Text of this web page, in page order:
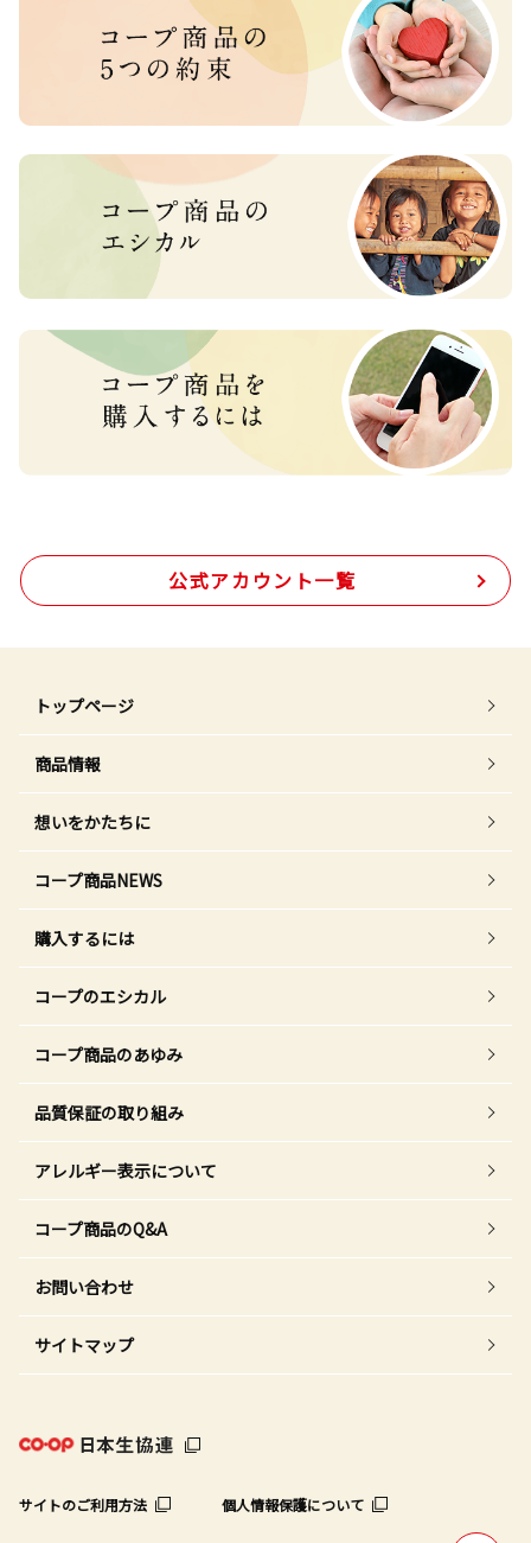
公式アカウント一覧
トップページ
商品情報
想いをかたちに
コープ商品NEWS
購入するには
コープのエシカル
コープ商品のあゆみ
品質保証の取り組み
アレルギー表示について
コープ商品のQ&A
お問い合わせ
サイトマップ
サイトのご利用方法 個人情報保護について